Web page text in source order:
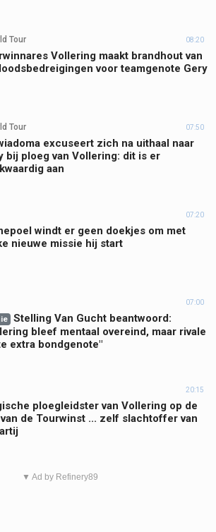
Tour 08:20
Vollering maakt brandhout van
voor teamgenote Gery
Tour 07:50
excuseert zich na uithaal naar
bij ploeg van Vollering: dit is er
aan
07:20
windt er geen doekjes om met
nieuwe missie hij start
07:00
Stelling Van Gucht beantwoord:
bleef mentaal overeind, maar rivale
extra bondgenote"
20:15
ploegleidster van Vollering op de
de Tourwinst ... zelf slachtoffer van
▼ Ad by Refinery89